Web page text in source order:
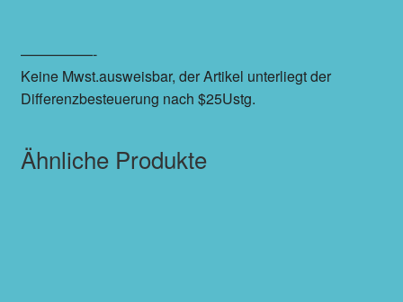
—————-
Keine Mwst.ausweisbar, der Artikel unterliegt der
Differenzbesteuerung nach $25Ustg.
Ähnliche Produkte